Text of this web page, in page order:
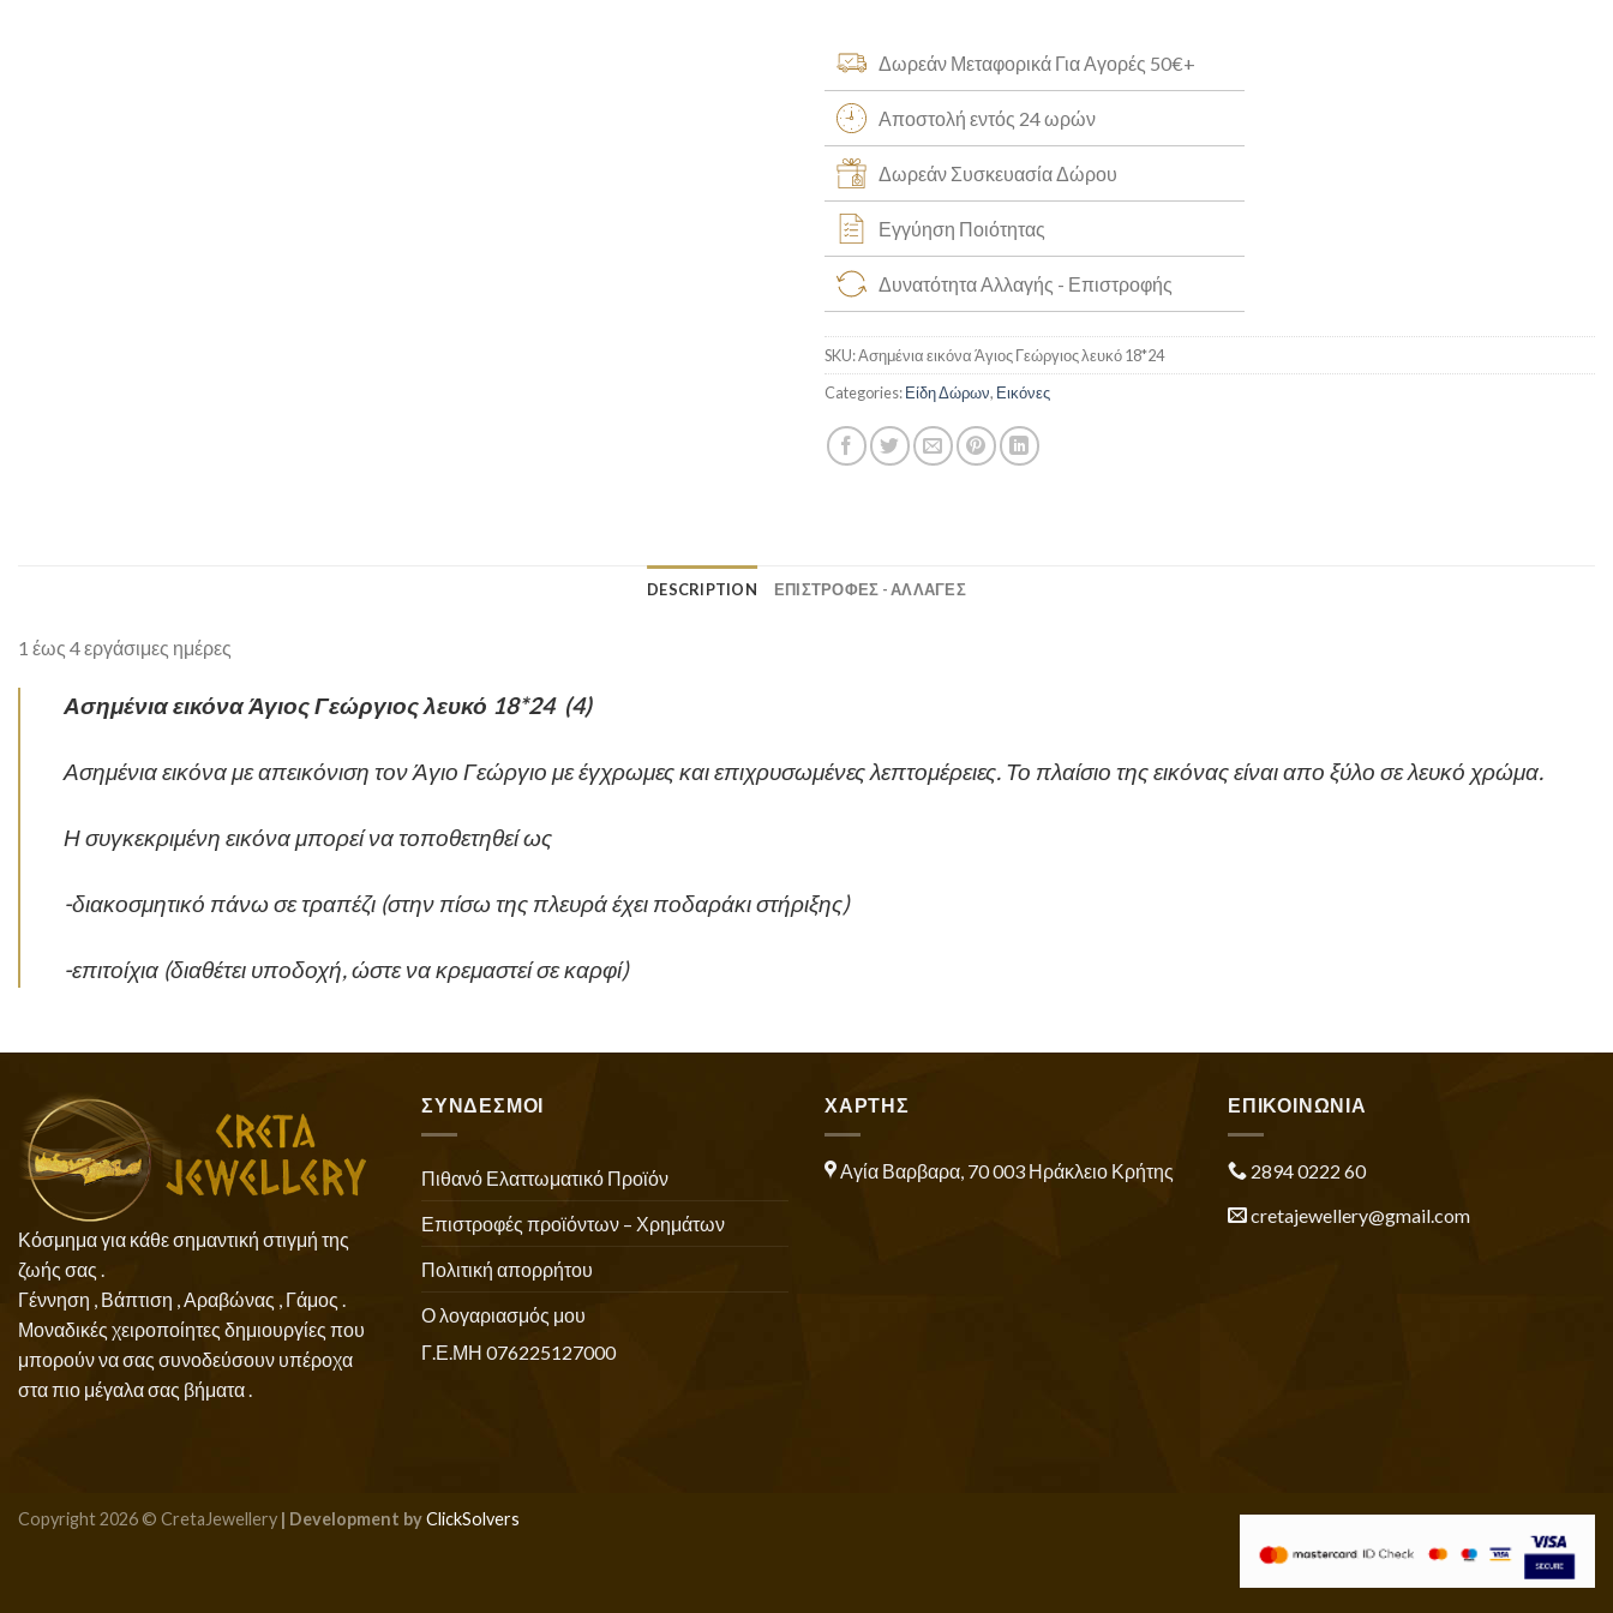
Δωρεάν Μεταφορικά Για Αγορές 50€+
Αποστολή εντός 24 ωρών
Δωρεάν Συσκευασία Δώρου
Εγγύηση Ποιότητας
Δυνατότητα Αλλαγής - Επιστροφής
SKU:Ασημένια εικόνα Άγιος Γεώργιος λευκό 18*24
Categories:Είδη Δώρων, Εικόνες
DESCRIPTION ΕΠΙΣΤΡΟΦΕΣ - ΑΛΛΑΓΕΣ
1 έως 4 εργάσιμες ημέρες
Ασημένια εικόνα Άγιος Γεώργιος λευκό 18*24 (4)
Ασημένια εικόνα με απεικόνιση τον Άγιο Γεώργιο με έγχρωμες και επιχρυσωμένες λεπτομέρειες. Το πλαίσιο της εικόνας είναι απο ξύλο σε λευκό χρώμα.
Η συγκεκριμένη εικόνα μπορεί να τοποθετηθεί ως
-διακοσμητικό πάνω σε τραπέζι (στην πίσω της πλευρά έχει ποδαράκι στήριξης)
-επιτοίχια (διαθέτει υποδοχή, ώστε να κρεμαστεί σε καρφί)
Κόσμημα για κάθε σημαντική στιγμή της
ζωής σας .
Γέννηση , Βάπτιση , Αραβώνας , Γάμος .
Μοναδικές χειροποίητες δημιουργίες που
μπορούν να σας συνοδεύσουν υπέροχα
στα πιο μέγαλα σας βήματα .
ΣΥΝΔΕΣΜΟΙ
Πιθανό Ελαττωματικό Προϊόν
Επιστροφές προϊόντων – Χρημάτων
Πολιτική απορρήτου
Ο λογαριασμός μου
Γ.Ε.ΜΗ 076225127000
ΧΑΡΤΗΣ
Αγία Βαρβαρα, 70 003 Ηράκλειο Κρήτης
ΕΠΙΚΟΙΝΩΝΙΑ
2894 0222 60
cretajewellery@gmail.com
Copyright 2026 © CretaJewellery | Development byClickSolvers